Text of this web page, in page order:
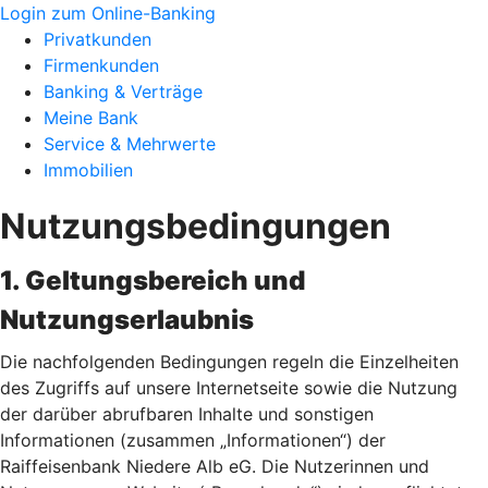
Login zum Online-Banking
Privatkunden
Firmenkunden
Banking & Verträge
Meine Bank
Service & Mehrwerte
Immobilien
Nutzungsbedingungen
1. Geltungsbereich und
Nutzungserlaubnis
Die nachfolgenden Bedingungen regeln die Einzelheiten
des Zugriffs auf unsere Internetseite sowie die Nutzung
der darüber abrufbaren Inhalte und sonstigen
Informationen (zusammen „Informationen“) der
Raiffeisenbank Niedere Alb eG. Die Nutzerinnen und